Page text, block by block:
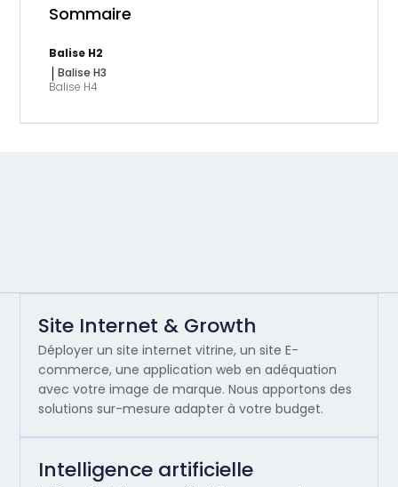
Sommaire
Balise H2
Balise H3
Balise H4
Site Internet & Growth
Déployer un site internet vitrine, un site E-
commerce, une application web en adéquation
avec votre image de marque. Nous apportons des
solutions sur-mesure adapter à votre budget.
Intelligence artificielle